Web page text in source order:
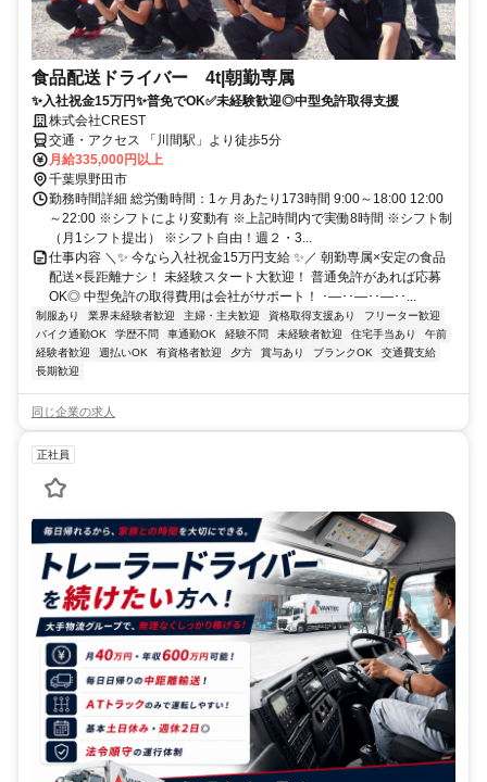
食品配送ドライバー 4t|朝勤専属
✨入社祝金15万円✨普免でOK✅未経験歓迎◎中型免許取得支援
株式会社CREST
交通・アクセス 「川間駅」より徒歩5分
月給335,000円以上
千葉県野田市
勤務時間詳細 総労働時間：1ヶ月あたり173時間 9:00～18:00 12:00
～22:00 ※シフトにより変動有 ※上記時間内で実働8時間 ※シフト制
（月1シフト提出） ※シフト自由！週２・3...
仕事内容 ＼✨ 今なら入社祝金15万円支給 ✨／ 朝勤専属×安定の食品
配送×長距離ナシ！ 未経験スタート大歓迎！ 普通免許があれば応募
OK◎ 中型免許の取得費用は会社がサポート！ ･―･･―･･―･･...
制服あり 業界未経験者歓迎 主婦・主夫歓迎 資格取得支援あり
フリーター歓迎
バイク通勤OK
学歴不問 車通勤OK 経験不問 未経験者歓迎 住宅手当あり
午前
経験者歓迎
週払いOK 有資格者歓迎 夕方 賞与あり ブランクOK
交通費支給
長期歓迎
同じ企業の求人
正社員